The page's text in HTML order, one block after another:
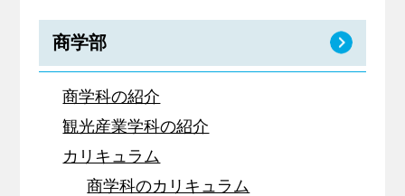
キャリア支援
サイトマッププライバシーポリシー教員人事
商学部
商学科の紹介
観光産業学科の紹介
カリキュラム
商学科のカリキュラム